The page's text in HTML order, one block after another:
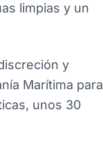
limpias y un
y
Marítima para
unos 30